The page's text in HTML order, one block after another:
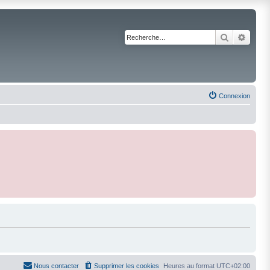
Rechercher
Connexion
Heures au format UTC+02:00
Supprimer les cookies
Nous contacter